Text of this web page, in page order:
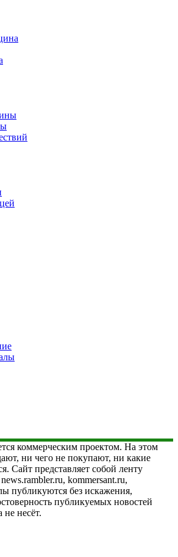
коммерческим проектом. На этом
ни чего не покупают, ни какие
Сайт представляет собой ленту
kommersant.ru,
публикуются без искажения,
публикуемых новостей
несёт.